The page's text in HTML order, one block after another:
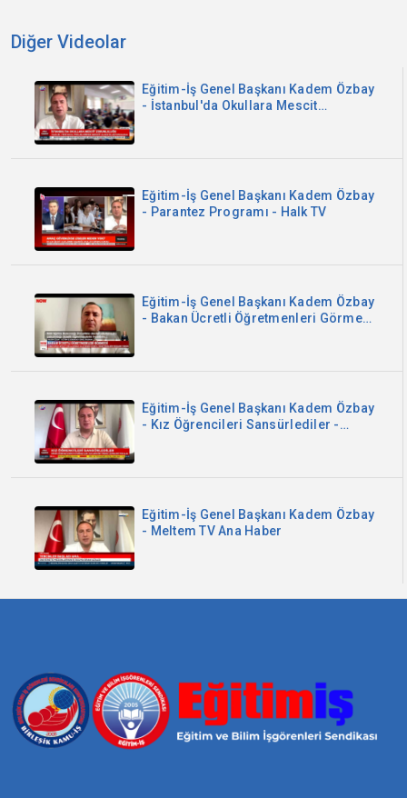
Diğer Videolar
Eğitim-İş Genel Başkanı Kadem Özbay
- İstanbul'da Okullara Mescit
Eğitim-İş Genel Başkanı Kadem Özbay
- Parantez Programı - Halk TV
Eğitim-İş Genel Başkanı Kadem Özbay
- Bakan Ücretli Öğretmenleri Görmedi
Eğitim-İş Genel Başkanı Kadem Özbay
- Kız Öğrencileri Sansürlediler -
Eğitim-İş Genel Başkanı Kadem Özbay
- Meltem TV Ana Haber